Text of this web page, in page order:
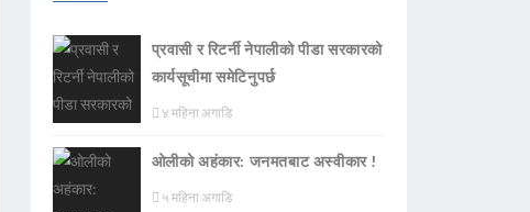
प्रवासी र रिटर्नी नेपालीको पीडा सरकारको
कार्यसूचीमा समेटिनुपर्छ
४ महिना अगाडि
ओलीको अहंकार: जनमतबाट अस्वीकार !
५ महिना अगाडि